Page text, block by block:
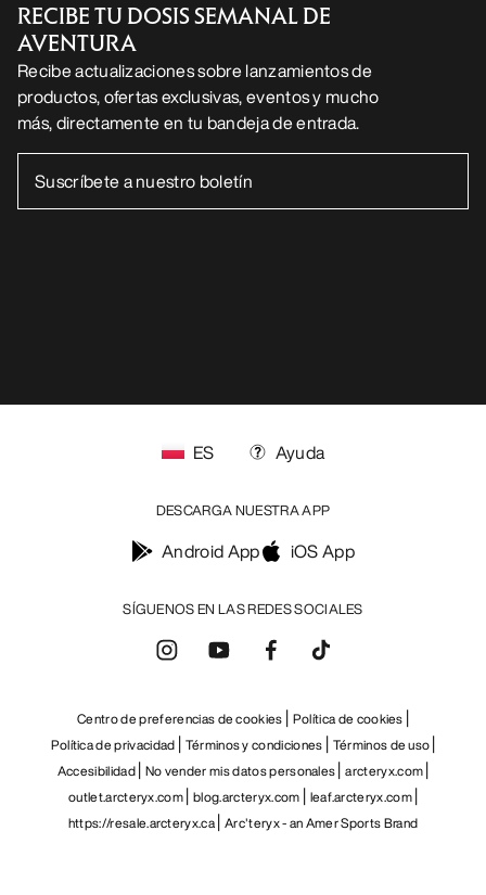
RECIBE TU DOSIS SEMANAL DE
AVENTURA
Recibe actualizaciones sobre lanzamientos de
productos, ofertas exclusivas, eventos y mucho
más, directamente en tu bandeja de entrada.
SÍGUENOS EN LAS REDES SOCIALES
ES Ayuda
DESCARGA NUESTRA APP
Android App iOS App
Centro de preferencias de cookies Política de cookies
Política de privacidad Términos y condiciones Términos de uso
Accesibilidad No vender mis datos personales arcteryx.com
outlet.arcteryx.com blog.arcteryx.com leaf.arcteryx.com
https://resale.arcteryx.ca Arc'teryx - an Amer Sports Brand